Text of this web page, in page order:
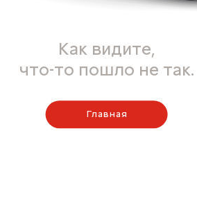
Как видите,
что-то пошло не так.
Главная